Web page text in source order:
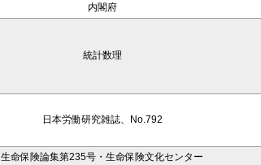
内閣府
統計数理
日本労働研究雑誌、No.792
生命保険論集第235号・生命保険文化センター